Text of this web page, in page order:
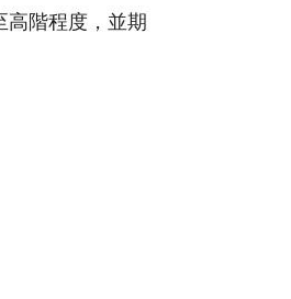
高階程度，並期